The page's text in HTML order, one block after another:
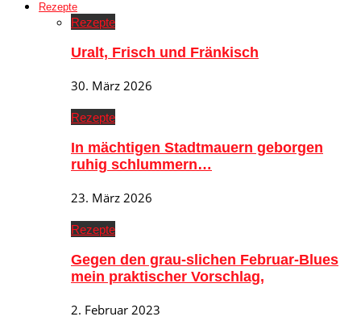
Rezepte
Rezepte
Uralt, Frisch und Fränkisch
30. März 2026
Rezepte
In mächtigen Stadtmauern geborgen
ruhig schlummern…
23. März 2026
Rezepte
Gegen den grau-slichen Februar-Blues
mein praktischer Vorschlag,
2. Februar 2023